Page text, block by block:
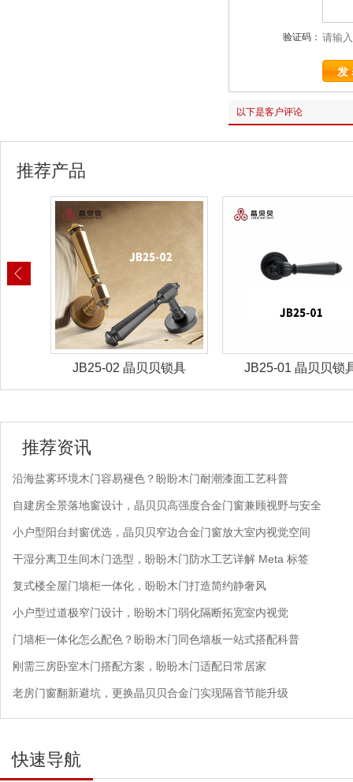
验证码：
以下是客户评论
推荐产品
JB25-02 晶贝贝锁具 JB25-01 晶贝贝锁
推荐资讯
沿海盐雾环境木门容易褪色？盼盼木门耐潮漆面工艺科普
自建房全景落地窗设计，晶贝贝高强度合金门窗兼顾视野与安全
小户型阳台封窗优选，晶贝贝窄边合金门窗放大室内视觉空间
干湿分离卫生间木门选型，盼盼木门防水工艺详解 Meta 标签
复式楼全屋门墙柜一体化，盼盼木门打造简约静奢风
小户型过道极窄门设计，盼盼木门弱化隔断拓宽室内视觉
门墙柜一体化怎么配色？盼盼木门同色墙板一站式搭配科普
刚需三房卧室木门搭配方案，盼盼木门适配日常居家
老房门窗翻新避坑，更换晶贝贝合金门实现隔音节能升级
快速导航